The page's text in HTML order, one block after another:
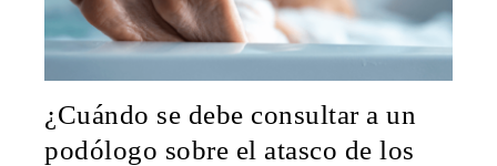
¿Cuándo se debe consultar a un
podólogo sobre el atasco de los